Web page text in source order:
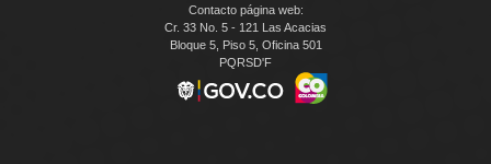
Contacto página web:
Cr. 33 No. 5 - 121 Las Acacias
Bloque 5, Piso 5, Oficina 501
PQRSD'F